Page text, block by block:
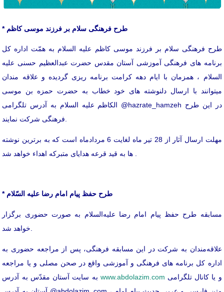
* طرح فرهنگی سلام بر فرزند موسی کاظم
طرح فرهنگی سلام بر فرزند موسی کاظم علیه السلام به همّت اداره کل
برنامه های فرهنگی آموزشی آستان مقدس حضرت عبدالعظیم حسنی علیه
السلام ، همزمان با ایام دهه کرامت برنامه ریزی گردیده و علاقه مندان
میتوانند با ارسال دلنوشته های خود خطاب به حضرت حمزه بن موسی
الکاظم علیه السلام به آدرس تلگرامی @hazrate_hamzeh در این طرح
فرهنگی شرکت نمایند.
مهلت ارسال آثار از 28 تیر ماه لغایت 6 مردادماه است که به برترین نوشته
* طرح حفظ پیام امام رضا علیه السّلام
مسابقه طرح حفظ پیام امام رضا علیه‌السلام به صورت حضوری برگزار
علاقه‌مندان به شرکت در این مسابقه فرهنگی، پس از مراجعه حضوری به
اداره کل برنامه های فرهنگی و آموزشی واقع در صحن مصلی و یا مراجعه
www.abdolazim.com